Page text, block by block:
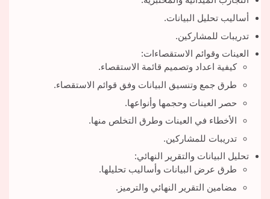
أساليب تحليل البيانات.
تدريبات للمشاركين.
العينات وقوائم الاستقصاءات:
كيفية اعداد وتصميم قائمة الاستقصاء.
طرق جمع وتنسيق البيانات وفق قوائم الاستقصاء.
حصر العينات وحجمها وأنواعها.
الأخطاء في العينات وطرق التخلص منها.
تدريبات للمشاركين.
تحليل البيانات والتقرير النهائي:
طرق عرض البيانات وأساليب تحليلها.
مضامين التقرير النهائي والترميز.